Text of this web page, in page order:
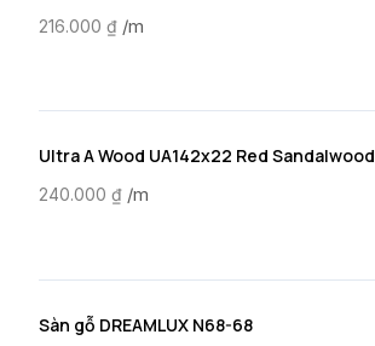
216.000 ₫ /m
Ultra A Wood UA142x22 Red Sandalwood
240.000 ₫ /m
Sàn gỗ DREAMLUX N68-68